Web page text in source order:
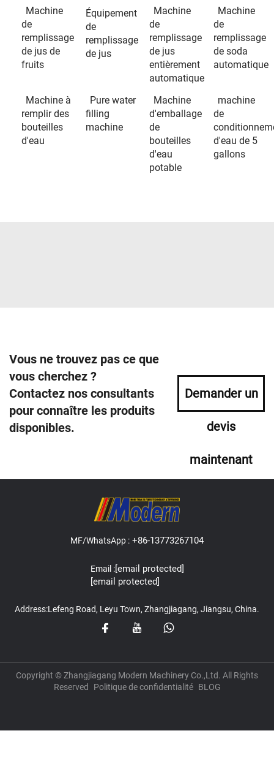
Machine
de
remplissage
de jus de
fruits
Équipement
de
remplissage
de jus
Machine
de
remplissage
de jus
entièrement
automatique
Machine
de
remplissage
de soda
automatique
Machine à
remplir des
bouteilles
d'eau
Pure water
filling
machine
Machine
d'emballage
de
bouteilles
d'eau
potable
machine
de
d'eau de 5
gallons
Vous ne trouvez pas ce que
vous cherchez ?
Contactez nos consultants
pour connaître les produits
disponibles.
Demander un
devis
maintenant
MF/WhatsApp : +86-13773267104
Email :[email protected]
[email protected]
Address:Lefeng Road, Leyu Town, Zhangjiagang, Jiangsu, China.
Copyright © Zhangjiagang Modern Machinery Co.,Ltd. All Rights
Reserved
Politique de confidentialité BLOG